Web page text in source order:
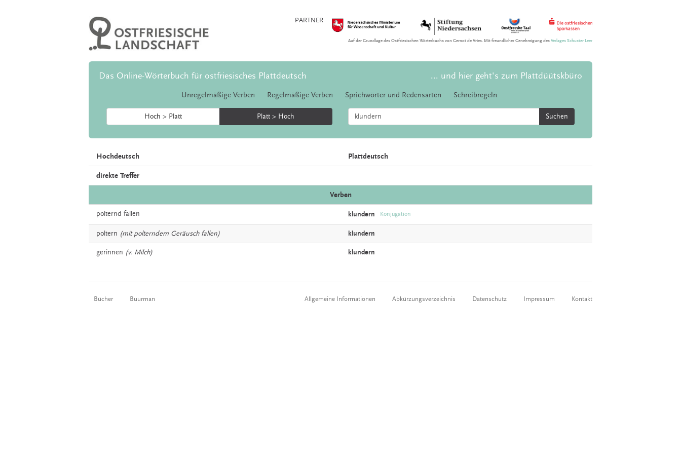
PARTNER
Auf der Grundlage des Ostfriesischen Wörterbuchs von Gernot de Vries. Mit freundlicher Genehmigung desVerlages Schuster Leer
Das Online-Wörterbuch für ostfriesisches Plattdeutsch ... und hier geht's zum Plattdüütskbüro
Unregelmäßige Verben Regelmäßige Verben Sprichwörter und Redensarten Schreibregeln
Hoch > Platt Platt > Hoch Suchen
Hochdeutsch Plattdeutsch
direkte Treffer
Verben
polternd fallen klundern Konjugation
poltern (mit polterndem Geräusch fallen) klundern
gerinnen (v. Milch) klundern
Bücher Buurman Allgemeine Informationen Abkürzungsverzeichnis Datenschutz Impressum Kontakt